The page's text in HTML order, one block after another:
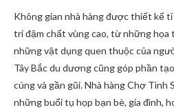
Không gian nhà hàng được thiết kế
trí đậm chất vùng cao, từ những
những vật dụng quen thuộc của
Tây Bắc du dương cũng góp phần
cúng và gần gũi. Nhà hàng Chợ Tình
những buổi tụ họp bạn bè, gia đình,